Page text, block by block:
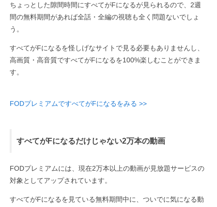
ちょっとした隙間時間にすべてがFになるが見られるので、2週
間の無料期間があれば全話・全編の視聴も全く問題ないでしょ
う。
すべてがFになるを怪しげなサイトで見る必要もありませんし、
高画質・高音質ですべてがFになるを100%楽しむことができま
す。
FODプレミアムですべてがFになるをみる >>
すべてがFになるだけじゃない2万本の動画
FODプレミアムには、現在2万本以上の動画が見放題サービスの
対象としてアップされています。
すべてがFになるを見ている無料期間中に、ついでに気になる動